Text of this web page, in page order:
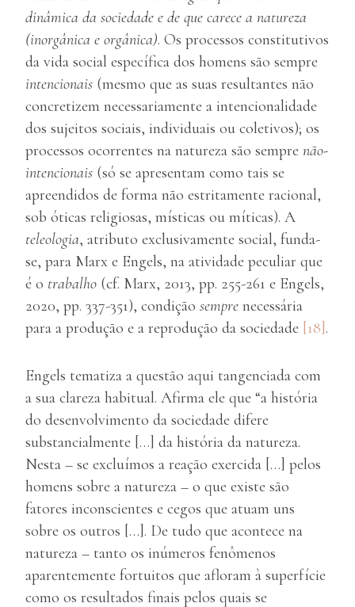
dinâmica da sociedade e de que carece a natureza
(inorgânica e orgânica). Os processos constitutivos
da vida social específica dos homens são sempre
intencionais (mesmo que as suas resultantes não
concretizem necessariamente a intencionalidade
dos sujeitos sociais, individuais ou coletivos); os
processos ocorrentes na natureza são sempre não-
intencionais (só se apresentam como tais se
apreendidos de forma não estritamente racional,
sob óticas religiosas, místicas ou míticas). A
teleologia, atributo exclusivamente social, funda-
se, para Marx e Engels, na atividade peculiar que
é o trabalho (cf. Marx, 2013, pp. 255-261 e Engels,
2020, pp. 337-351), condição sempre necessária
para a produção e a reprodução da sociedade [18].
Engels tematiza a questão aqui tangenciada com
a sua clareza habitual. Afirma ele que “a história
do desenvolvimento da sociedade difere
substancialmente […] da história da natureza.
Nesta – se excluímos a reação exercida […] pelos
homens sobre a natureza – o que existe são
fatores inconscientes e cegos que atuam uns
sobre os outros […]. De tudo que acontece na
natureza – tanto os inúmeros fenômenos
aparentemente fortuitos que afloram à superfície
como os resultados finais pelos quais se